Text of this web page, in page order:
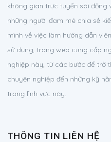
không gian trực tuyến sôi động
những người đam mê chia sẻ
mình về việc làm hướng dẫn
sử dụng, trang web cung cấp
nghiệp này, từ các bước để trở
chuyên nghiệp đến những kỹ
trong lĩnh vực này.
THÔNG TIN LIÊN HỆ